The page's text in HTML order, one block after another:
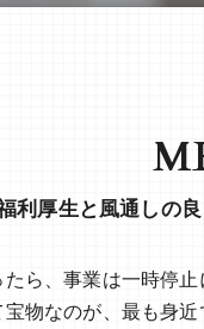
利厚生と風通しの
ら、事業は一時停
物なのが、最も身